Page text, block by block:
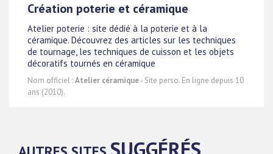
Création poterie et céramique
Atelier poterie : site dédié à la poterie et à la
céramique. Découvrez des articles sur les techniques
de tournage, les techniques de cuisson et les objets
décoratifs tournés en céramique
Nom officiel :Atelier céramique- Site perso. En ligne depuis 10
ans (2010).